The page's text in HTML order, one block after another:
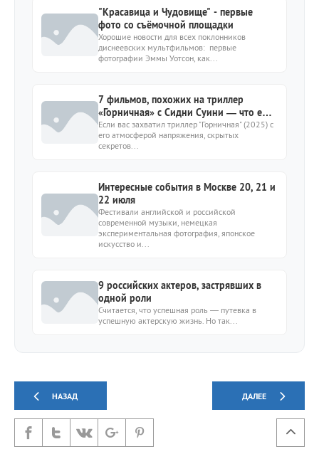
"Красавица и Чудовище" - первые
фото со съёмочной площадки
Хорошие новости для всех поклонников
диснеевских мультфильмов: первые
фотографии Эммы Уотсон, как...
7 фильмов, похожих на триллер
«Горничная» с Сидни Суини — что ещё
посмотреть?
Если вас захватил триллер "Горничная" (2025) с
его атмосферой напряжения, скрытых
секретов...
Интересные события в Москве 20, 21 и
22 июля
Фестивали английской и российской
современной музыки, немецкая
экспериментальная фотография, японское
искусство и...
9 российских актеров, застрявших в
одной роли
Считается, что успешная роль — путевка в
успешную актерскую жизнь. Но так...
НАЗАД ДАЛЕЕ